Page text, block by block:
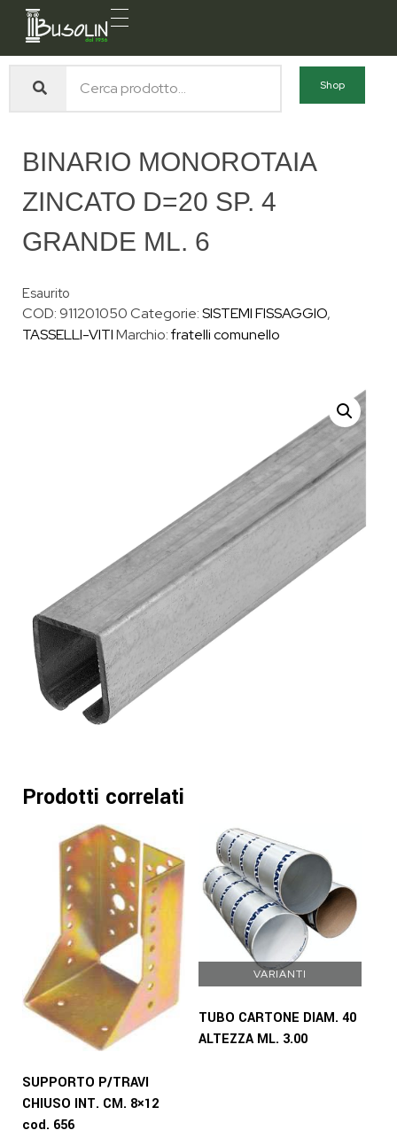
Busolin S.R.L.
Shop
BINARIO MONOROTAIA
ZINCATO D=20 SP. 4
GRANDE ML. 6
Esaurito
COD:911201050Categorie:SISTEMI FISSAGGIO,
TASSELLI-VITIMarchio:fratelli comunello
Prodotti correlati
SUPPORTO P/TRAVI
CHIUSO INT. CM. 8×12
cod. 656
VARIANTI
TUBO CARTONE DIAM. 40
ALTEZZA ML. 3.00